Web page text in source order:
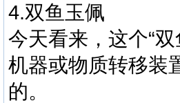
4.双鱼玉佩
今天看来，这个“
机器或物质转移装
的。